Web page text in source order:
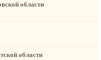
области
области